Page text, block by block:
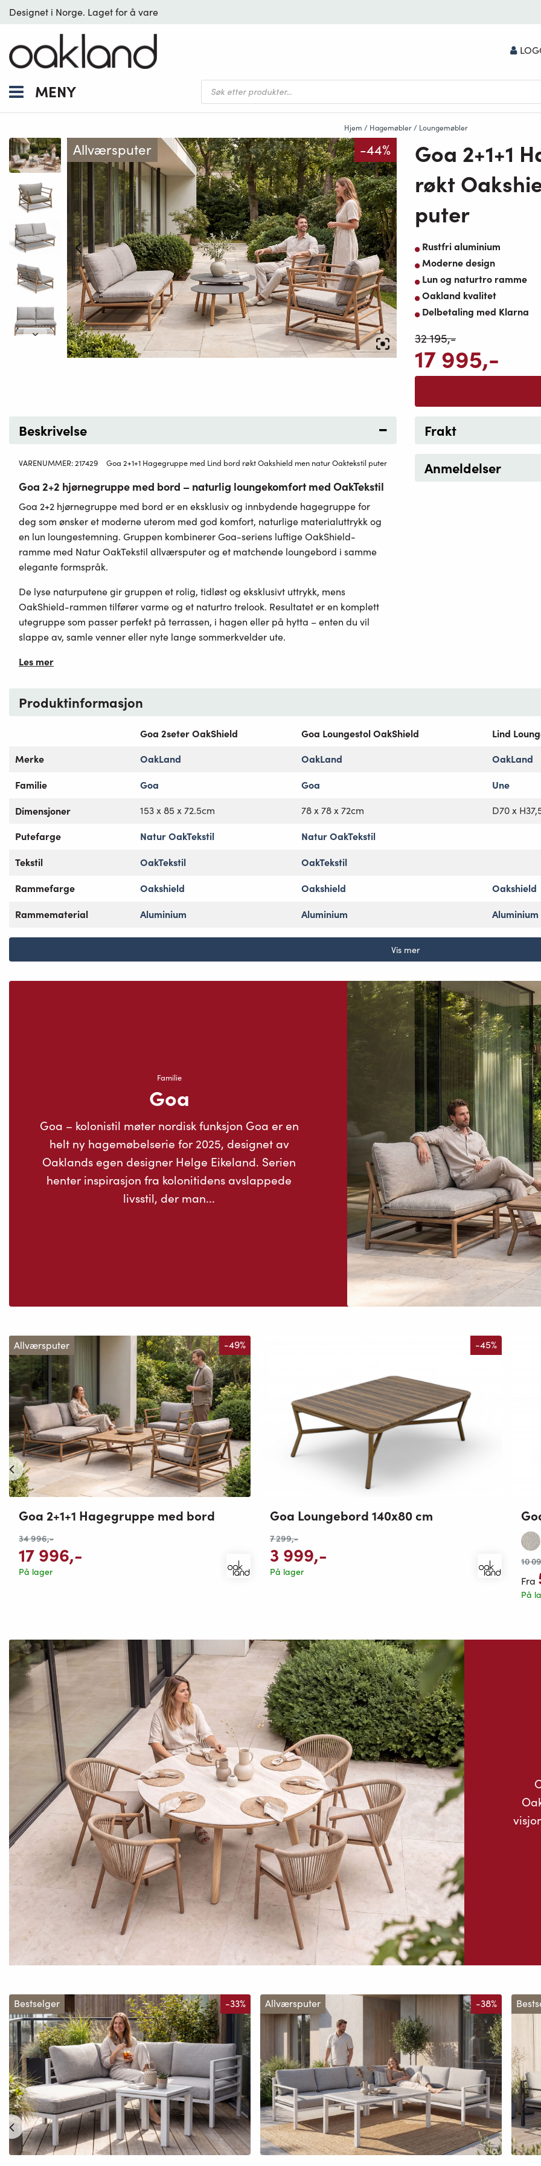
Designet i Norge. Laget for å vare
MENY
Products
search
Hjem / Hagemøbler/ Loungemøbler
Allværsputer -44%
Goa 2+1+1
røkt
puter
Rustfri aluminium
Moderne design
Lun og naturtro ramme
Oakland kvalitet
Delbetaling med Klarna
32 195,-
17 995,-
Beskrivelse
VARENUMMER:217429 Goa 2+1+1 Hagegruppe med Lind bord røkt Oakshield men natur Oaktekstil puter
Goa 2+2 hjørnegruppe med bord – naturlig loungekomfort med OakTekstil
Goa 2+2 hjørnegruppe med bord er en eksklusiv og innbydende hagegruppe for
deg som ønsker et moderne uterom med god komfort, naturlige materialuttrykk og
en lun loungestemning. Gruppen kombinerer Goa-seriens luftige OakShield-
ramme med Natur OakTekstil allværsputer og et matchende loungebord i samme
elegante formspråk.
De lyse naturputene gir gruppen et rolig, tidløst og eksklusivt uttrykk, mens
OakShield-rammen tilfører varme og et naturtro trelook. Resultatet er en komplett
utegruppe som passer perfekt på terrassen, i hagen eller på hytta – enten du vil
slappe av, samle venner eller nyte lange sommerkvelder ute.
Les mer
Frakt
Anmeldelser
Produktinformasjon
Goa 2seter OakShield Goa Loungestol OakShield Lind
Merke
OakLand OakLand OakLand
Familie
Goa Goa Une
Dimensjoner
153 x 85 x 72.5cm 78 x 78 x 72cm D70 x
Putefarge Natur OakTekstil
Natur OakTekstil
Tekstil
OakTekstil
OakTekstil
Rammefarge
Oakshield Oakshield Oakshield
Rammematerial
Aluminium Aluminium Aluminium
Vis mer
Familie
Goa
Goa – kolonistil møter nordisk funksjon Goa er en
helt ny hagemøbelserie for 2025, designet av
Oaklands egen designer Helge Eikeland. Serien
henter inspirasjon fra kolonitidens avslappede
livsstil, der man...
Allværsputer -49%
Goa 2+1+1 Hagegruppe med bord
34 996,-
17 996,-
På lager
-45%
Goa Loungebord 140x80 cm
7 299,-
3 999,-
På lager
10
Fra
På
Bestselger -33% Allværsputer -38%